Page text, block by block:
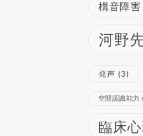
構音障害
河野
発声 (3)
空間認識能力
臨床